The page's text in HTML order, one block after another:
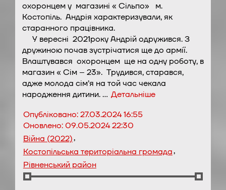
охоронцем у магазині « Сільпо» м.
Костопіль. Андрія характеризували, як
старанного працівника.
У вересні 2021року Андрій одружився. З
дружиною почав зустрічатися ще до армії.
Влаштувався охоронцем ще на одну роботу, в
магазин « Сім – 23». Трудився, старався,
адже молода сім’я на той час чекала
народження дитини. … Детальніше
Опубліковано:27.03.2024 16:55
Оновлено:09.05.2024 22:30
Війна (2022),
Костопільська територіальна громада,
Рівненський район